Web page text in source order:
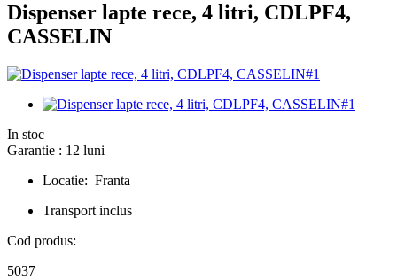
Dispenser lapte rece, 4 litri, CDLPF4,
CASSELIN
In stoc
Garantie : 12 luni
Locatie: Franta
Transport inclus
Cod produs:
5037